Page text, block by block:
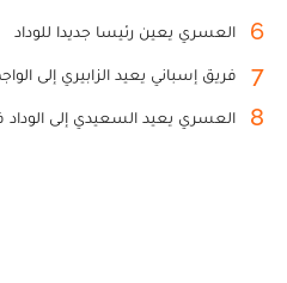
6 العسري يعين رئيسا جديدا للوداد
7 فريق إسباني يعيد الزابيري إلى
8 العسري يعيد السعيدي إلى